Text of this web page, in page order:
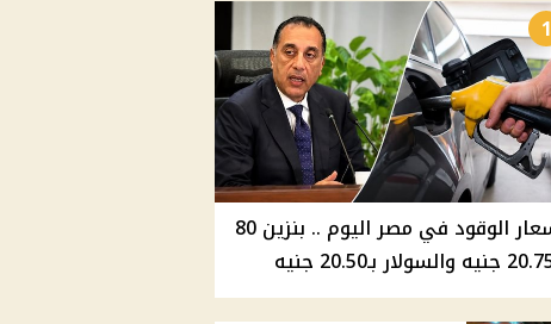
1
أسعار الوقود في مصر اليوم .. بنزين 80